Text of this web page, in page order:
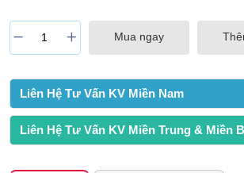
Mua ngay
Liên Hệ Tư Vấn KV Miền Nam
Liên Hệ Tư Vấn KV Miền Trung & Miền